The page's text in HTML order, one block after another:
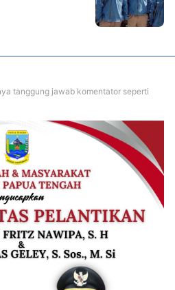
tanggung jawab komentator seperti